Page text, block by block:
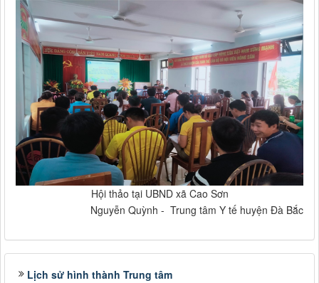
Hội thảo tại UBND xã Cao Sơn
Nguyễn Quỳnh - Trung tâm Y tế huyện Đà Bắc
Lịch sử hình thành Trung tâm